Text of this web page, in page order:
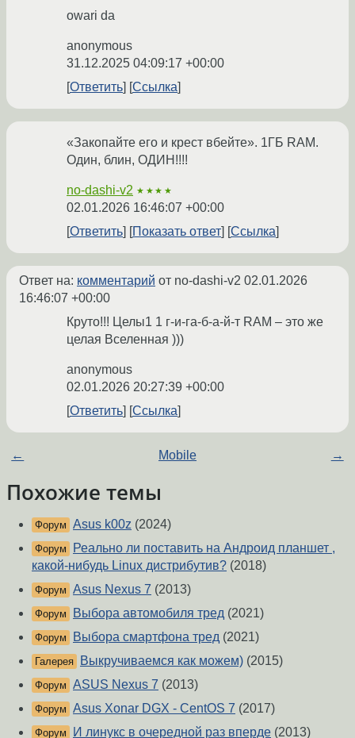
owari da
anonymous
31.12.2025 04:09:17 +00:00
Ответить
Ссылка
«Закопайте его и крест вбейте». 1ГБ RAM.
Один, блин, ОДИН!!!!
no-dashi-v2 ★★★★
02.01.2026 16:46:07 +00:00
Ответить
Показать ответ Ссылка
Ответ на: комментарий от no-dashi-v2 02.01.2026
16:46:07 +00:00
Круто!!! Целы1 1 г-и-га-б-а-й-т RAM – это же
целая Вселенная )))
anonymous
02.01.2026 20:27:39 +00:00
Ответить
Ссылка
← Mobile →
Похожие темы
Форум Asus k00z (2024)
Форум
Реально ли поставить на Андроид планшет ,
какой-нибудь Linux дистрибутив? (2018)
Форум Asus Nexus 7 (2013)
Форум Выбора автомобиля тред (2021)
Форум Выбора смартфона тред (2021)
Галерея Выкручиваемся как можем) (2015)
Форум ASUS Nexus 7 (2013)
Форум Asus Xonar DGX - CentOS 7 (2017)
Форум И линукс в очередной раз вперде (2013)